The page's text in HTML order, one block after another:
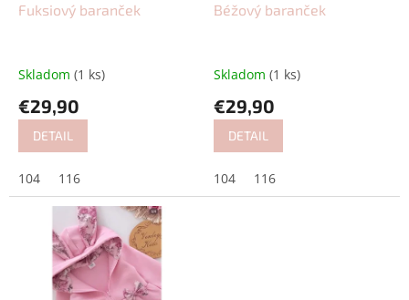
Fuksiový baranček
Skladom (1 ks)
€29,90
DETAIL
104 116
Béžový baranček
Skladom (1 ks)
€29,90
DETAIL
104 116